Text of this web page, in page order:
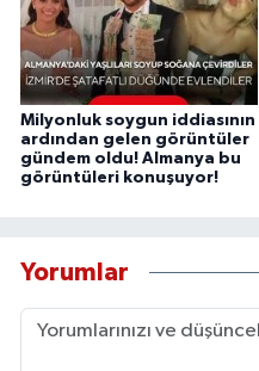
Milyonluk soygun iddiasının
ardından gelen görüntüler
gündem oldu! Almanya bu
görüntüleri konuşuyor!
Yorumlar